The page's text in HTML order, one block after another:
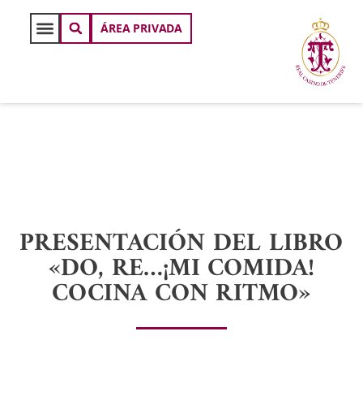
ÁREA PRIVADA
PRESENTACIÓN DEL LIBRO
«DO, RE…¡MI COMIDA!
COCINA CON RITMO»